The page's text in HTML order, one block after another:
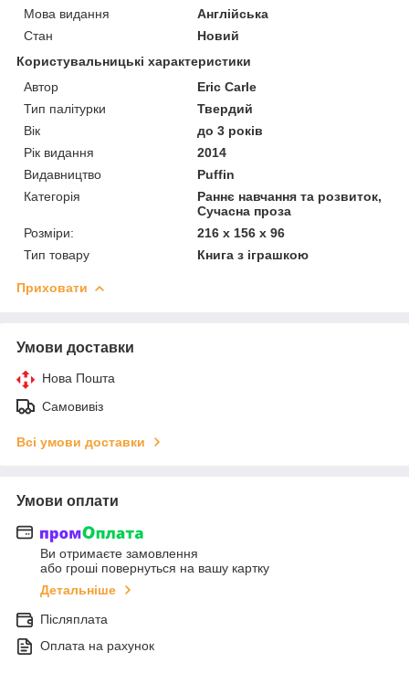
Мова видання
Англійська
Стан
Новий
Користувальницькі характеристики
Автор
Eric Carle
Тип палітурки
Твердий
Вік
до 3 років
Рік видання
2014
Видавництво
Puffin
Категорія
Раннє навчання та розвиток,
Сучасна проза
Розміри:
216 x 156 x 96
Тип товару
Книга з іграшкою
Приховати
Умови доставки
Нова Пошта
Самовивіз
Всі умови доставки
Умови оплати
Ви отримаєте замовлення
або гроші повернуться на вашу картку
Детальніше
Післяплата
Оплата на рахунок